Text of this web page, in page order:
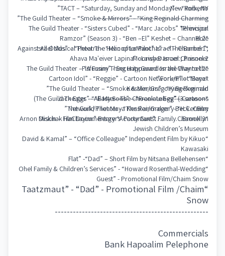
TACT – “Saturday, Sunday and Monday” – “Roberto”
The Guild Theater – “Smoke & Mirrors” - “King Reginald Charming”
The Guild Theater - “Sisters Cubed” - “Marc Jacobs” *Principal
Role
Israel Musical Theatre – “Man of LaMancha” – “The Barber”;
Moorish Dancer:; Prisoner
The Guild Theater – “A Funny Thing Happened on the Way to the
Forum” – “Senex”.
The Guild Theater – “Smoke & Mirrors” - “King Reginald”
The Guild Theater - “All My Sons” – “Frank Lubey” (3 seasons)
The Guild Theater - “The Rainmaker” - “H.C. Curry”
New York, NY
--------------------------------------------------------
Television
“Ramzor” (Season 3) - “Ben –El” Keshet – Channel 2
“Against All Odds” – “Peter The Helicopter Pilot” Israel – Channel 1
Ahava Ma'eiver Lapina" - Lawyer Israel Channel 2
“Fisfussim” - Security Guard Israel Channel 2
“Cartoon Idol” - “Reggie” - Cartoon Network/Pilot Maya
Kessler/Gregory Beckerman
“Jack Eggs” - “Easter –The Chocolate Egg” - Cartoon
Network/Pilot Maya Kessler/Gregory Beckerman
“Mischak HaChayim.” Bergers' Party Guest Family Channel 3
------------------------------------------------------------
Film
Arnon Diskin – Film Documentary “Accountant”…………Brooklyn
Jewish Children’s Museum
“David & Kamal” – “Office Colleague” Independent Film by Kikuo
Kawasaki
“Flat” -“Dad” – Short Film by Nitsana Bellehensen
“Ohel Family & Children’s Services” - “Howard Rosenthal-Wedding
Guest” - Promotional Film/Chaim Snow
“Taatzmaut” - “Dad” - Promotional Film /Chaim
Snow
---------------------------------------------------
Commercials
Bank Hapoalim Pelephone